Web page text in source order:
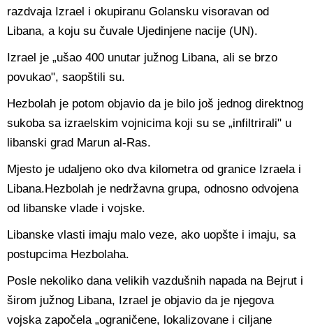
razdvaja Izrael i okupiranu Golansku visoravan od
Libana, a koju su čuvale Ujedinjene nacije (UN).
Izrael je „ušao 400 unutar južnog Libana, ali se brzo
povukao", saopštili su.
Hezbolah je potom objavio da je bilo još jednog direktnog
sukoba sa izraelskim vojnicima koji su se „infiltrirali" u
libanski grad Marun al-Ras.
Mjesto je udaljeno oko dva kilometra od granice Izraela i
Libana.Hezbolah je nedržavna grupa, odnosno odvojena
od libanske vlade i vojske.
Libanske vlasti imaju malo veze, ako uopšte i imaju, sa
postupcima Hezbolaha.
Posle nekoliko dana velikih vazdušnih napada na Bejrut i
širom južnog Libana, Izrael je objavio da je njegova
vojska započela „ograničene, lokalizovane i ciljane